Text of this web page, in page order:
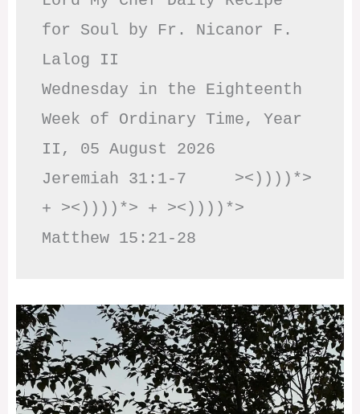
for Soul by Fr. Nicanor F.
Lalog II
Wednesday in the Eighteenth
Week of Ordinary Time, Year
II, 05 August 2026
Jeremiah 31:1-7     ><))))*>
+ ><))))*> + ><))))*>
Matthew 15:21-28